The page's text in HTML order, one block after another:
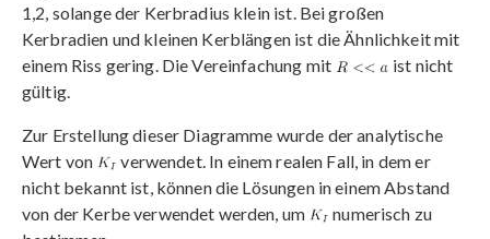
1,2, solange der Kerbradius klein ist. Bei großen
Kerbradien und kleinen Kerblängen ist die Ähnlichkeit mit
einem Riss gering. Die Vereinfachung mit
ist nicht
gültig.
Zur Erstellung dieser Diagramme wurde der analytische
Wert von
verwendet. In einem realen Fall, in dem er
nicht bekannt ist, können die Lösungen in einem Abstand
von der Kerbe verwendet werden, um
numerisch zu